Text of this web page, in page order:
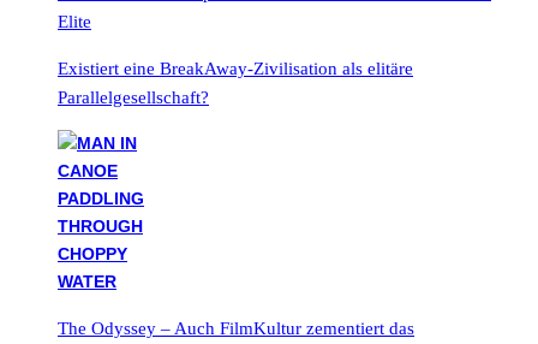
Elite
Existiert eine BreakAway-Zivilisation als elitäre
Parallelgesellschaft?
The Odyssey – Auch FilmKultur zementiert das